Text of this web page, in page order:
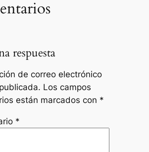
respuesta
de correo electrónico
Los campos
están marcados con *
*